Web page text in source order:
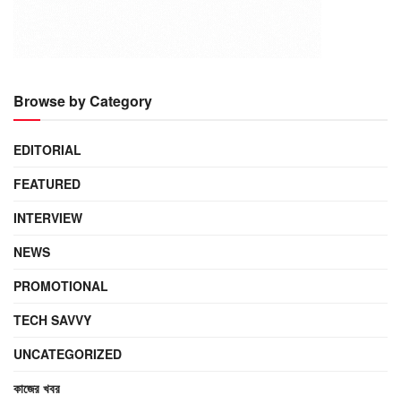
Browse by Category
EDITORIAL
FEATURED
INTERVIEW
NEWS
PROMOTIONAL
TECH SAVVY
UNCATEGORIZED
কাজের খবর